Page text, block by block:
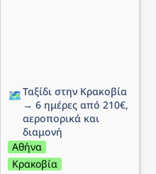
🗺️Ταξίδι στην Κρακοβία
→ 6 ημέρες από 210€,
αεροπορικά και
διαμονή
Αθήνα
Κρακοβία